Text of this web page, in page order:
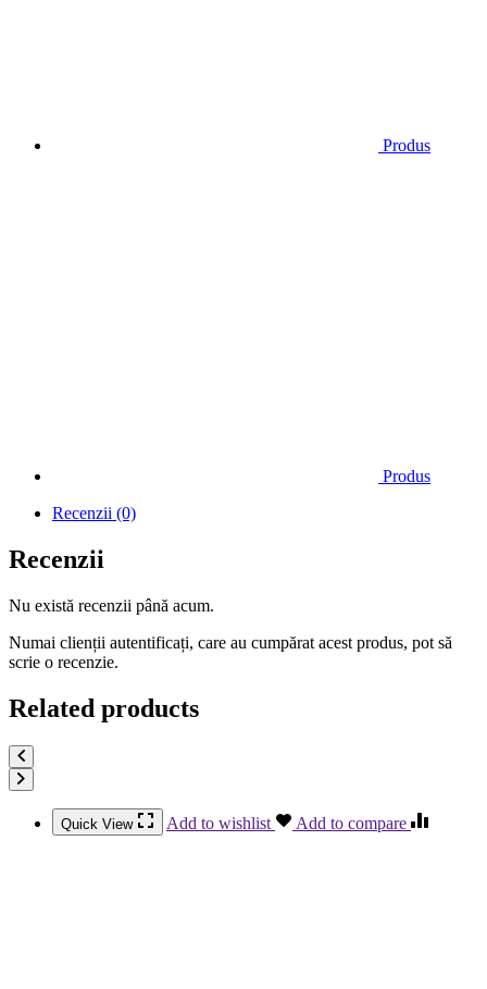
Produs
Produs
Recenzii (0)
Recenzii
Nu există recenzii până acum.
Numai clienții autentificați, care au cumpărat acest produs, pot să
scrie o recenzie.
Related products
Quick View Add to wishlist Add to compare